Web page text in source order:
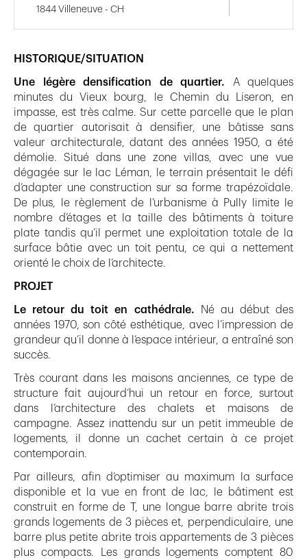
HISTORIQUE/SITUATION
Une légère densification de quartier. A quelques
minutes du Vieux bourg, le Chemin du Liseron, en
impasse, est très calme. Sur cette parcelle que le plan
de quartier autorisait à densifier, une bâtisse sans
valeur architecturale, datant des années 1950, a été
démolie. Situé dans une zone villas, avec une vue
dégagée sur le lac Léman, le terrain présentait le défi
d’adapter une construction sur sa forme trapézoïdale.
De plus, le règlement de l’urbanisme à Pully limite le
nombre d’étages et la taille des bâtiments à toiture
plate tandis qu’il permet une exploitation totale de la
surface bâtie avec un toit pentu, ce qui a nettement
orienté le choix de l’architecte.
PROJET
Le retour du toit en cathédrale. Né au début des
années 1970, son côté esthétique, avec l’impression de
grandeur qu’il donne à l’espace intérieur, a entraîné son
succès.
Très courant dans les maisons anciennes, ce type de
structure fait aujourd’hui un retour en force, surtout
dans l’architecture des chalets et maisons de
campagne. Assez inattendu sur un petit immeuble de
logements, il donne un cachet certain à ce projet
contemporain.
Par ailleurs, afin d’optimiser au maximum la surface
disponible et la vue en front de lac, le bâtiment est
construit en forme de T, une longue barre abrite trois
grands logements de 3 pièces et, perpendiculaire, une
barre plus petite abrite trois appartements de 3 pièces
plus compacts. Les grands logements comptent 80
1844 Villeneuve - CH